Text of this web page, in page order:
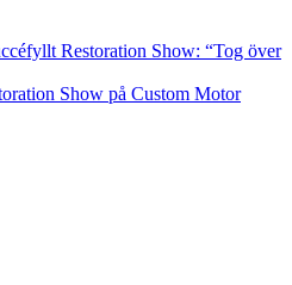
Restoration Show: “Tog över
Show på Custom Motor